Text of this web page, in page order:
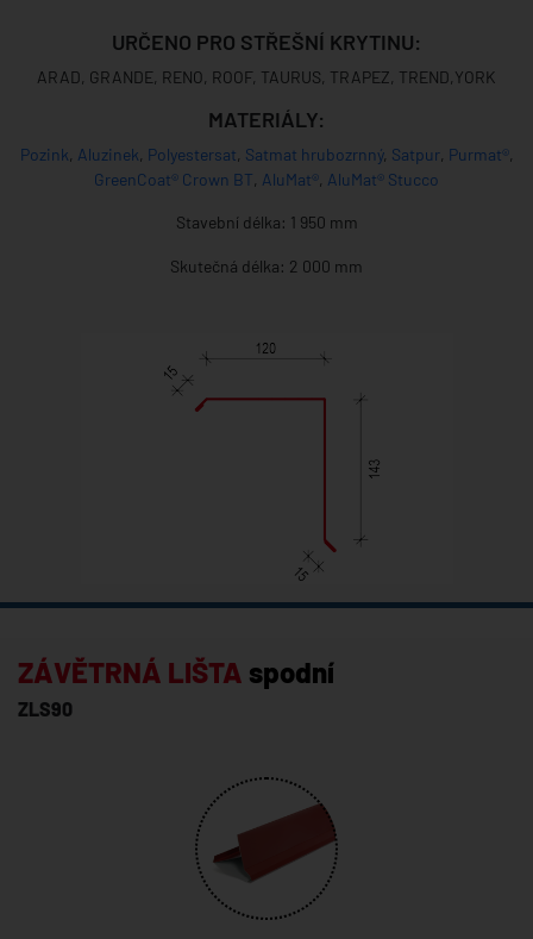
URČENO PRO STŘEŠNÍ KRYTINU:
ARAD, GRANDE, RENO, ROOF, TAURUS, TRAPEZ, TREND,YORK
MATERIÁLY:
Pozink Aluzinek Polyestersat Satmat hrubozrnný, Satpur, Purmat®,
GreenCoat® Crown BT AluMat® AluMat® Stucco
Stavební délka: 1 950 mm
Skutečná délka: 2 000 mm
ZÁVĚTRNÁ LIŠTA spodní
ZLS90